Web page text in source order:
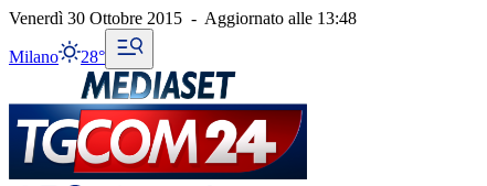
Venerdì 30 Ottobre 2015 - Aggiornato alle 13:48
Milano 28°